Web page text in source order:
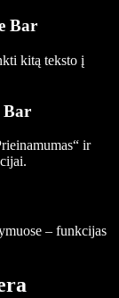
Bar
kitą teksto į
Bar
ir
– funkcijas